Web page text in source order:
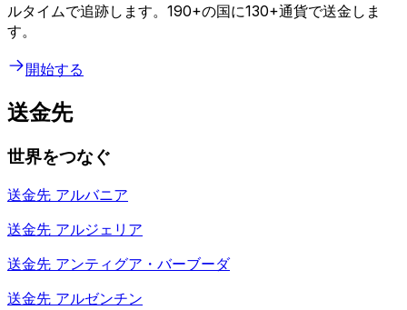
ルタイムで追跡します。190+の国に130+通貨で送金しま
す。
開始する
送金先
世界をつなぐ
送金先 アルバニア
送金先 アルジェリア
送金先 アンティグア・バーブーダ
送金先 アルゼンチン